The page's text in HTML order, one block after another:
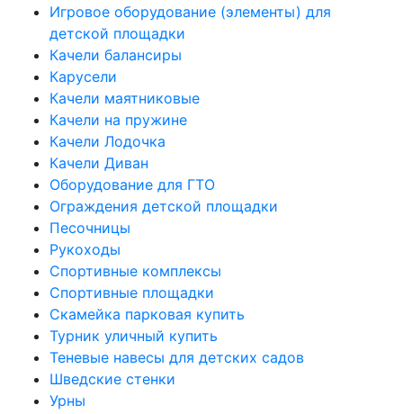
Игровое оборудование (элементы) для
детской площадки
Качели балансиры
Карусели
Качели маятниковые
Качели на пружине
Качели Лодочка
Качели Диван
Оборудование для ГТО
Ограждения детской площадки
Песочницы
Рукоходы
Спортивные комплексы
Спортивные площадки
Скамейка парковая купить
Турник уличный купить
Теневые навесы для детских садов
Шведские стенки
Урны